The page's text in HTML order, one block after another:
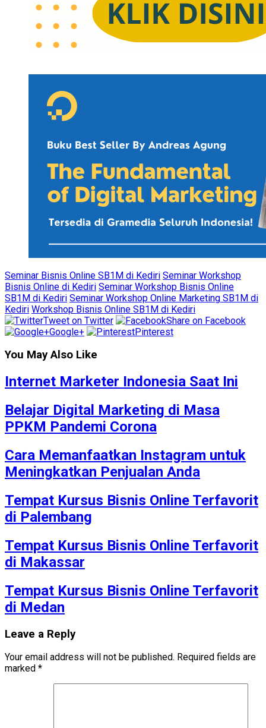
Seminar Bisnis Online SB1M di Kediri Seminar Workshop
Bisnis Online di Kediri Seminar Workshop Bisnis Online
SB1M di Kediri Seminar Workshop Online Marketing SB1M di
Kediri Workshop Bisnis Online SB1M di Kediri
Tweet on Twitter
Share on Facebook
Google+
Pinterest
You May Also Like
Internet Marketer Indonesia Saat Ini
Belajar Digital Marketing di Masa
PPKM Pandemi Corona
Cara Memanfaatkan Instagram untuk
Meningkatkan Penjualan Anda
Tempat Kursus Bisnis Online Terfavorit
di Palembang
Tempat Kursus Bisnis Online Terfavorit
di Makassar
Tempat Kursus Bisnis Online Terfavorit
di Medan
Leave a Reply
Your email address will not be published. Required fields are
marked *